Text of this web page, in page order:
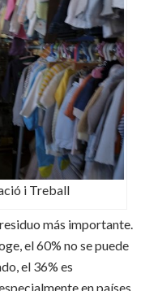
i Treball
más importante.
el 60% no se puede
el 36% es
en países